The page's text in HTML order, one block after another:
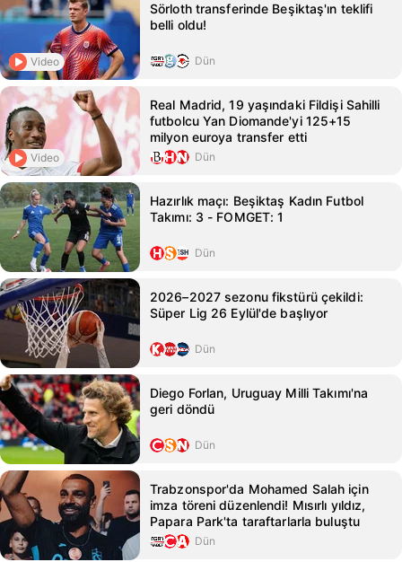
Video
Sörloth transferinde Beşiktaş'ın teklifi
belli oldu!
Dün
Video
Real Madrid, 19 yaşındaki Fildişi Sahilli
futbolcu Yan Diomande'yi 125+15
milyon euroya transfer etti
Dün
Hazırlık maçı: Beşiktaş Kadın Futbol
Takımı: 3 - FOMGET: 1
Dün
2026–2027 sezonu fikstürü çekildi:
Süper Lig 26 Eylül'de başlıyor
Dün
Diego Forlan, Uruguay Milli Takımı'na
geri döndü
Dün
Trabzonspor'da Mohamed Salah için
imza töreni düzenlendi! Mısırlı yıldız,
Papara Park'ta taraftarlarla buluştu
Dün